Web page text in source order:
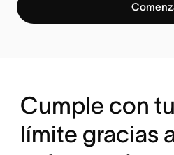
Cumple con
límite gracias